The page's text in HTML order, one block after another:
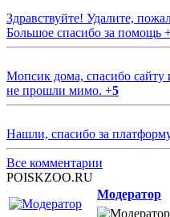
Здравствуйте! Удалите,
Большое спасибо за помощь
Мопсик дома, спасибо
не прошли мимо. +5
Нашли, спасибо за
Все комментарии
POISKZOO.RU
Модератор